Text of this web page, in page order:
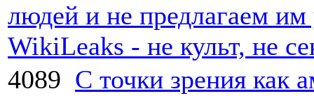
людей и не предлагаем
WikiLeaks - не культ, не
4089 С точки зрения как